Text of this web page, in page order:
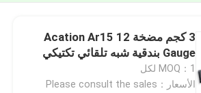
3 كجم مضخة Acation Ar15 12
Gauge بندقية شبه تلقائي تكتيكي
MOQ：1 لكل
الأسعار：Please consult the sales